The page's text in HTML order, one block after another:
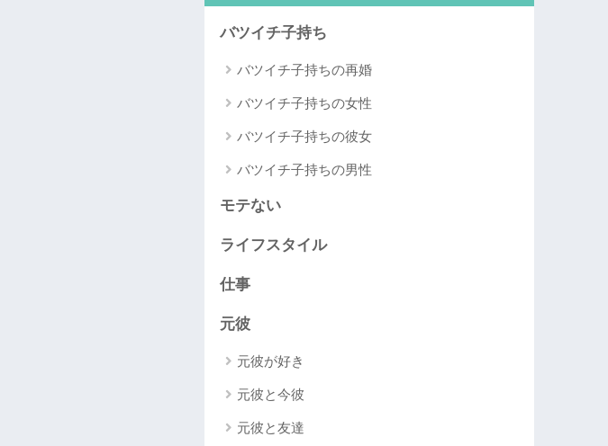
バツイチ子持ち
バツイチ子持ちの再婚
バツイチ子持ちの女性
バツイチ子持ちの彼女
バツイチ子持ちの男性
モテない
ライフスタイル
仕事
元彼
元彼が好き
元彼と今彼
元彼と友達